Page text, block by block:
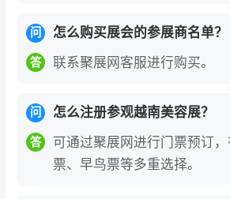
B盛会：越南胡志明美容及化妆
oBeaute Vietnam）由Informa
一站。展会与Vietbeauty同期同
容行业全产业链，被行业公认为
发展的风向标和全球美容企业
问 怎么购买展会的参展商名单？
答 联系聚展网客服进行购买。
问 怎么注册参观越南美容展？
答
可通过聚展网进行门票预订
票、早鸟票等多重选择。